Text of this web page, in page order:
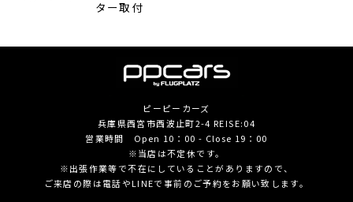
ター取付
ピーピーカーズ
兵庫県西宮市西波止町2-4 REISE:04
営業時間 Open 10：00 - Close 19：00
※当店は不定休です。
※出張作業等で不在にしていることがありますので、
ご来店の際は電話やLINEで事前のご予約をお願い致します。